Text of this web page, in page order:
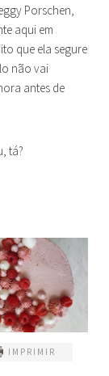
Porschen,
aqui em
que ela segure
não vai
antes de
tá?
IMPRIMIR